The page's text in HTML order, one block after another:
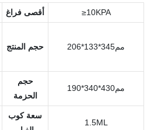
أقصى فراغ ≥10KPA
حجم المنتج مم345*133*206
حجم
الحزمة
مم430*340*190
سعة كوب
1.5ML